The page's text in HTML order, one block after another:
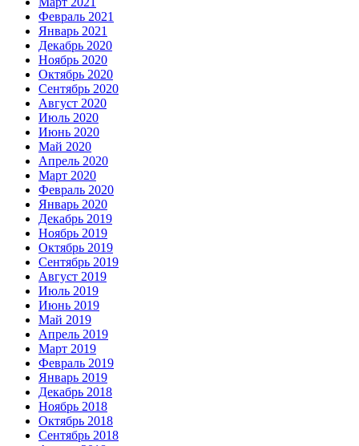
Февраль 2021
Январь 2021
Декабрь 2020
Ноябрь 2020
Октябрь 2020
Сентябрь 2020
Август 2020
Июль 2020
Июнь 2020
Май 2020
Апрель 2020
Март 2020
Февраль 2020
Январь 2020
Декабрь 2019
Ноябрь 2019
Октябрь 2019
Сентябрь 2019
Август 2019
Июль 2019
Июнь 2019
Май 2019
Апрель 2019
Март 2019
Февраль 2019
Январь 2019
Декабрь 2018
Ноябрь 2018
Октябрь 2018
Сентябрь 2018